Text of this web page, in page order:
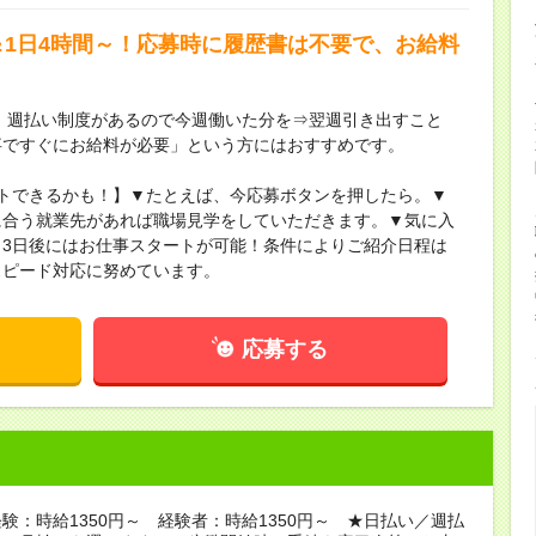
4時間～！応募時に履歴書は不要で、お給料
払い制度があるので今週働いた分を⇒翌週引き出すこと
すぐにお給料が必要」という方にはおすすめです。
できるかも！】▼たとえば、今応募ボタンを押したら。▼
う就業先があれば職場見学をしていただきます。▼気に入
日後にはお仕事スタートが可能！条件によりご紹介日程は
ード対応に努めています。
応募する
験：時給1350円～ 経験者：時給1350円～ ★日払い／週払